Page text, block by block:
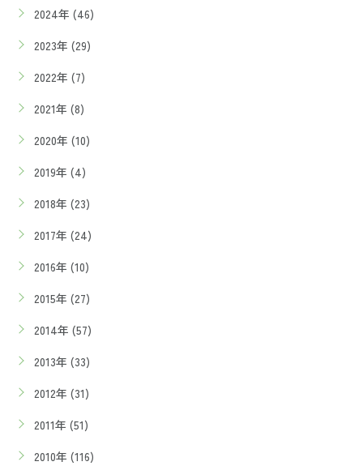
2024年 (46)
2023年 (29)
2022年 (7)
2021年 (8)
2020年 (10)
2019年 (4)
2018年 (23)
2017年 (24)
2016年 (10)
2015年 (27)
2014年 (57)
2013年 (33)
2012年 (31)
2011年 (51)
2010年 (116)